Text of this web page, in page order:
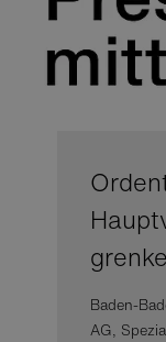
Baden-
AG,